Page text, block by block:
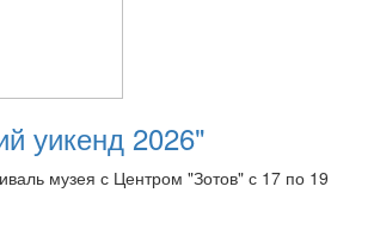
уикенд 2026"
музея с Центром "Зотов" с 17 по 19